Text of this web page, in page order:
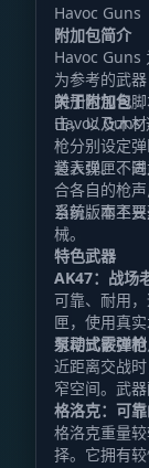
Havoc Guns
附加包简介
Havoc Guns
为参考的武
附加包包含
击，以及木
关于附加包
Havoc Guns
枪分别设定
道表现。不
装入弹匣、
合各自的枪
系统，而不
当前版本主
械。
特色武器
AK47：战场
可靠、耐用
匣，使用真
射相比，控制
泵动式霰弹
近距离交战
窄空间。武
格洛克：可
格洛克重量
择。它拥有